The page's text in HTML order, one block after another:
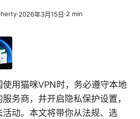
·2026年3月15日·2 min
用猫咪VPN时，务必遵守本地
务商，并开启隐私保护设置，
活动。本文将带你从法规、选